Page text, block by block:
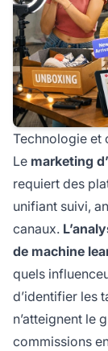
Technologie et
Le marketing
requiert des
unifiant suivi,
canaux.
de machine
quels
d’identifier les
n’atteignent le
commissions